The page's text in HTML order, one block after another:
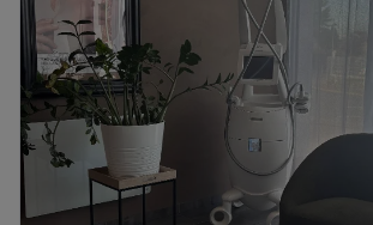
Jeudi
Vendredi
Samedi
Dimanche
L'Institut Atoll est un superbe salon de
le centre d'Arpajon, dans l'Essonne.
visage, massage, rituel de beauté et soin